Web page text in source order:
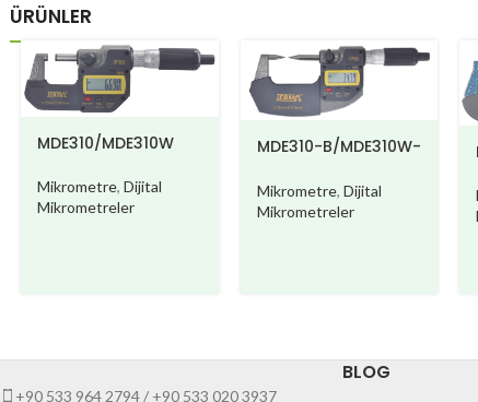
ÜRÜNLER
MDE310/MDE310W
Mikrometre,Dijital
Mikrometreler
MDE310-B/MDE310W-
Mikrometre, Dijital
Mikrometreler
+90 533 964 2794 / +90 533 020 3937
BLOG